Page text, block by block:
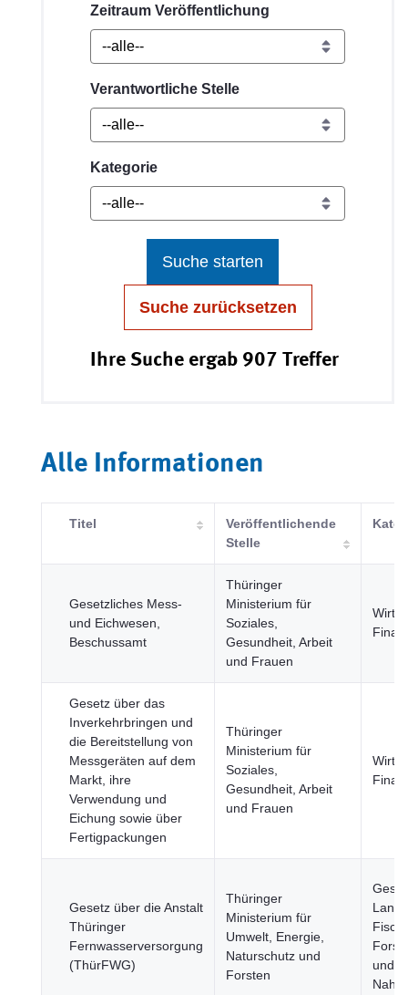
Zeitraum Veröffentlichung
Verantwortliche Stelle
Kategorie
Suche starten
Suche zurücksetzen
Ihre Suche ergab 907 Treffer
Alle Informationen
Titel
Veröffentlichende
Stelle
Gesetzliches Mess-
und Eichwesen,
Beschussamt
Thüringer
Ministerium für
Soziales,
Gesundheit, Arbeit
und Frauen
Gesetz über das
Inverkehrbringen und
die Bereitstellung von
Messgeräten auf dem
Markt, ihre
Verwendung und
Eichung sowie über
Fertigpackungen
Thüringer
Ministerium für
Soziales,
Gesundheit, Arbeit
und Frauen
Gesetz über die Anstalt
Thüringer
Fernwasserversorgung
(ThürFWG)
Thüringer
Ministerium für
Umwelt, Energie,
Naturschutz und
Forsten
und